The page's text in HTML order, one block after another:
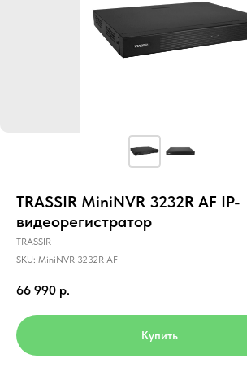
TRASSIR MiniNVR 3232R AF IP-
видеорегистратор
TRASSIR
SKU: MiniNVR 3232R AF
66 990 р.
Купить